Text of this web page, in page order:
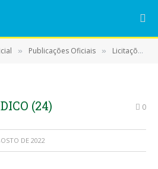
» Publicações Oficiais » Licitações
(24) 0
DE 2022